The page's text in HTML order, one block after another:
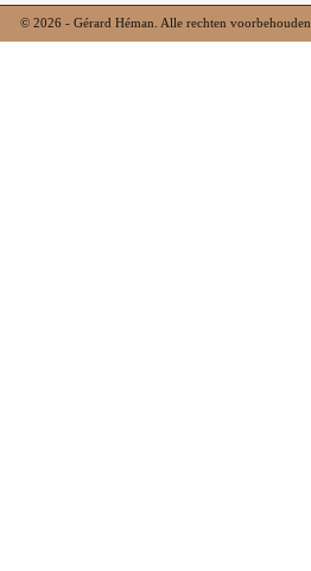
© 2026 - Gérard Héman. Alle rechten voorbehouden.